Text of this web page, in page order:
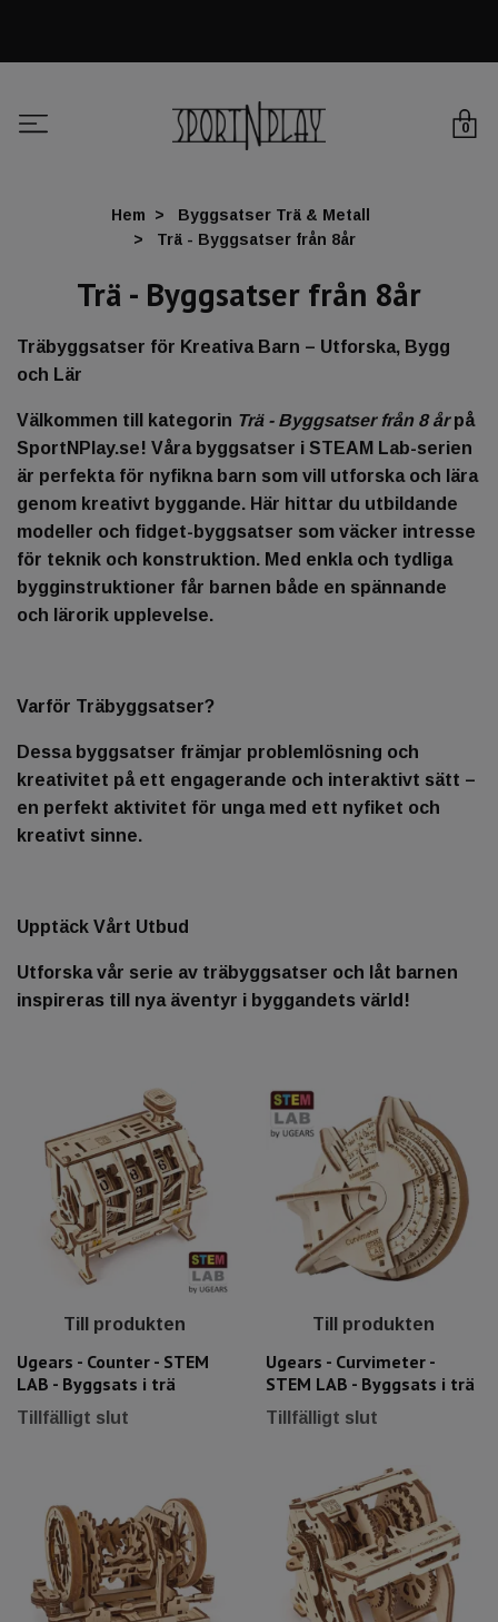
0
Hem
Byggsatser Trä & Metall
Trä - Byggsatser från 8år
Trä - Byggsatser från 8år
Träbyggsatser för Kreativa Barn – Utforska, Bygg
och Lär
Välkommen till kategorin Trä - Byggsatser från 8 årpå
SportNPlay.se! Våra byggsatser i STEAM Lab-serien
är perfekta för nyfikna barn som vill utforska och lära
genom kreativt byggande. Här hittar du utbildande
modeller och fidget-byggsatser som väcker intresse
för teknik och konstruktion. Med enkla och tydliga
bygginstruktioner får barnen både en spännande
och lärorik upplevelse.
Varför Träbyggsatser?
Dessa byggsatser främjar problemlösning och
kreativitet på ett engagerande och interaktivt sätt –
en perfekt aktivitet för unga med ett nyfiket och
kreativt sinne.
Upptäck Vårt Utbud
Utforska vår serie av träbyggsatser och låt barnen
inspireras till nya äventyr i byggandets värld!
Till produkten
Ugears - Counter - STEM
LAB - Byggsats i trä
Tillfälligt slut
Till produkten
Ugears - Curvimeter -
STEM LAB - Byggsats i trä
Tillfälligt slut